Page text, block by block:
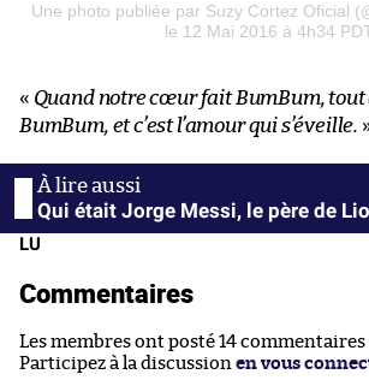
Une photo publiée par Suzy Cortez Oficial
le 12 Mai 2016 à 4h34
« Quand notre cœur fait BumBum, tout
BumBum, et c’est l’amour qui s’éveille.
Qui était Jorge Messi, le père de
LU
Commentaires
Les membres ont posté 14
Participez à la discussion en vous